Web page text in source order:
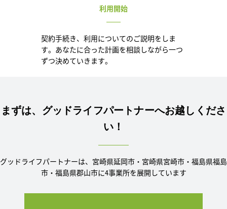
利用開始
契約手続き、利用についてのご説明をしま
す。あなたに合った計画を相談しながら一つ
ずつ決めていきます。
まずは、グッドライフパートナーへお越しくださ
い！
グッドライフパートナーは、宮崎県延岡市・宮崎県宮崎市・福島県福島
市・福島県郡山市に4事業所を展開しています